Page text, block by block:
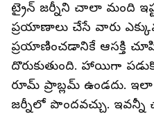
ట్రైన్ జర్నీని చాలా మంది
ప్రయాణాలు చేసే వారు
ప్రయాణించడానికే ఆసక్తి
దొరుకుతుంది. హాయిగా
రూమ్ ప్రాబ్లమ్ ఉండదు.
జర్నీలో పొందవచ్చు.